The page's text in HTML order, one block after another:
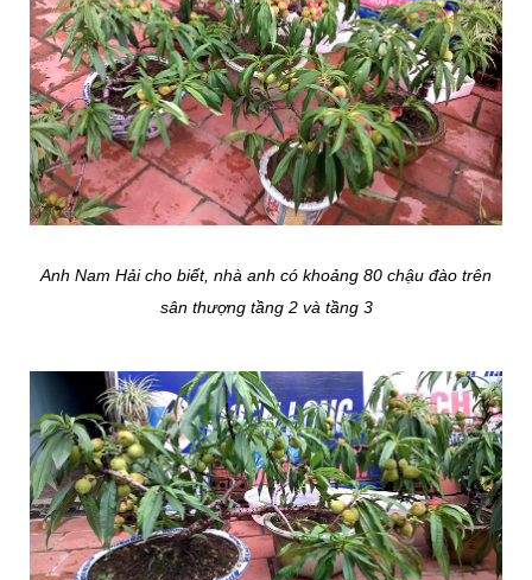
Anh Nam Hải cho biết, nhà anh có khoảng 80 chậu đào trên
sân thượng tầng 2 và tầng 3